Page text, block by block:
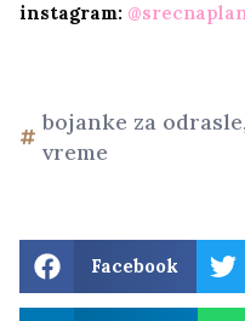
instagram:
bojanke za odrasle,
vreme
Facebook